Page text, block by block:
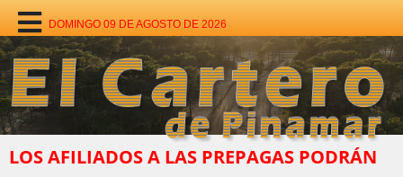
DOMINGO 09 DE AGOSTO DE 2026
LOS AFILIADOS A LAS PREPAGAS PODRÁN